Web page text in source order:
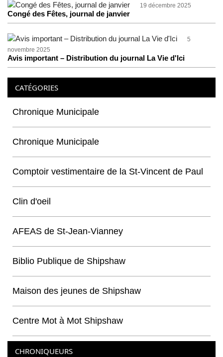
19 décembre 2025
Congé des Fêtes, journal de janvier
5
novembre 2025
Avis important – Distribution du journal La Vie d'Ici
CATÉGORIES
Chronique Municipale
Chronique Municipale
Comptoir vestimentaire de la St-Vincent de Paul
Clin d'oeil
AFEAS de St-Jean-Vianney
Biblio Publique de Shipshaw
Maison des jeunes de Shipshaw
Centre Mot à Mot Shipshaw
CHRONIQUEURS